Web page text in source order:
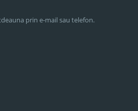
prin e-mail sau telefon.